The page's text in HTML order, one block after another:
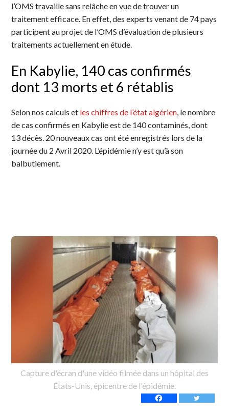
l’OMS travaille sans relâche en vue de trouver un
traitement efficace. En effet, des experts venant de 74 pays
participent au projet de l’OMS d’évaluation de plusieurs
traitements actuellement en étude.
En Kabylie, 140 cas confirmés
dont 13 morts et 6 rétablis
Selon nos calculs et les chiffres de l’état algérien, le nombre
de cas confirmés en Kabylie est de 140 contaminés, dont
13 décès. 20 nouveaux cas ont été enregistrés lors de la
journée du 2 Avril 2020. L’épidémie n’y est qu’à son
balbutiement.
Capture d'écran d'une vidéo filmée dans un hôpital des
États-Unis, épicentre de l'épidémie.